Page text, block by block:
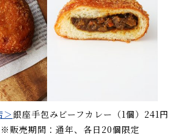
＞銀座手包みビーフカレー（1個）241円
販売期間：通年、各日20個限定